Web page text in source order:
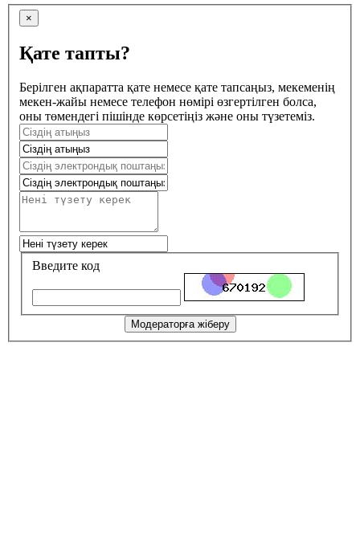
×
Қате тапты?
Берілген ақпаратта қате немесе қате тапсаңыз, мекеменің
мекен-жайы немесе телефон нөмірі өзгертілген болса,
оны төмендегі пішінде көрсетіңіз және оны түзетеміз.
Введите код
Модераторға жіберу